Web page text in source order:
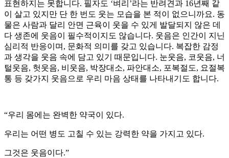
표현하지는 못합니다. 필자도 ‘벼리’라는 반려견과 16년째 같
이 살고 있지만 단 한 번도 웃는 모습을 본 적이 없으니까요. 동
물은 사람과 달리 안면 근육이 웃을 수 있게 발달되지 않은 데
다 생존에 웃음이 필수적이지도 않습니다. 웃음은 인간이 지닌
심리적 반응이며, 문화적 의미를 갖고 있습니다. 복잡한 감정
과 생각을 웃음 속에 담고 있기 때문입니다. 눈웃음, 코웃음, 너
털웃음, 헛웃음, 비웃음, 박장대소, 파안대소, 포복절도, 요절복
통 등 갖가지 웃음으로 우리 마음 상태를 나타내기도 합니다.
“우리 몸에는 완벽한 약국이 있다.
우리는 어떤 병도 고칠 수 있는 강력한 약을 가지고 있다.
그것은 웃음이다.”